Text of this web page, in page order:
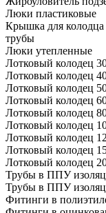
Люки пластиковые
Крышка для колодца
трубы
Люки утепленные
Лотковый колодец
Лотковый колодец
Лотковый колодец
Лотковый колодец
Лотковый колодец
Лотковый колодец
Лотковый колодец
Лотковый колодец
Лотковый колодец
Трубы в ППУ
Трубы в ППУ
Фитинги в